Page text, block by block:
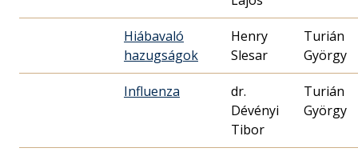
Hiábavaló
hazugságok
Henry
Slesar
Turián
György
Influenza
dr.
Dévényi
Tibor
Turián
György